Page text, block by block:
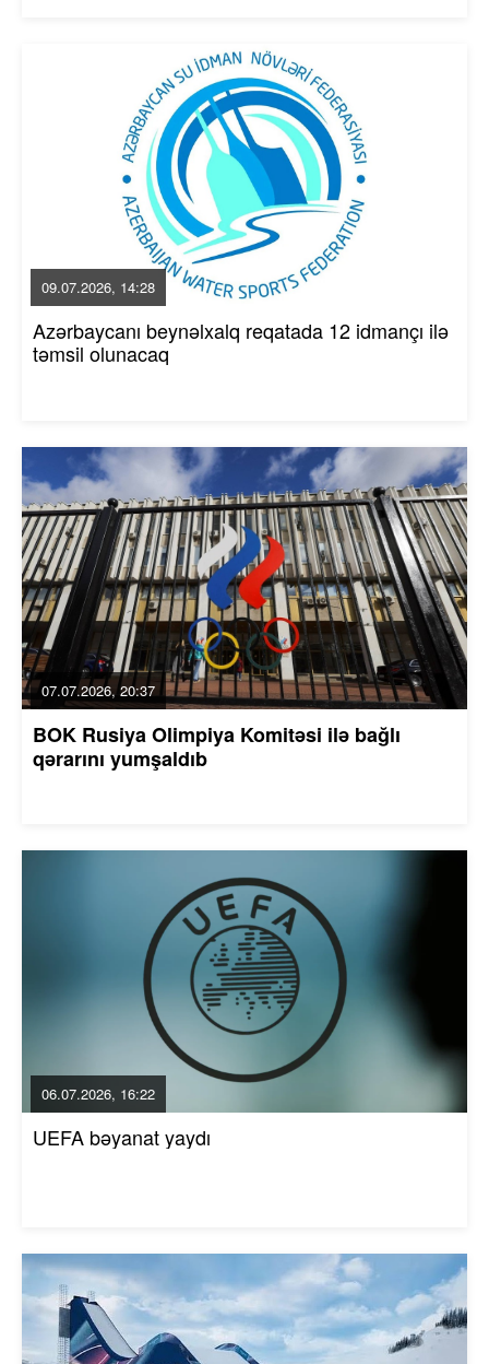
09.07.2026, 14:28
Azərbaycanı beynəlxalq reqatada 12 idmançı ilə
təmsil olunacaq
07.07.2026, 20:37
BOK Rusiya Olimpiya Komitəsi ilə bağlı
qərarını yumşaldıb
06.07.2026, 16:22
UEFA bəyanat yaydı